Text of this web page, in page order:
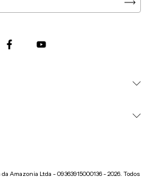
Amazonia Ltda - 09363915000136 - 2026. Todos